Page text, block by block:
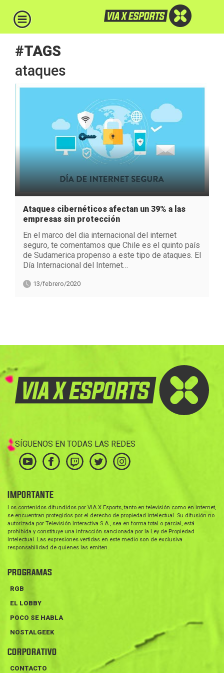
#TAGS
ataques
Ataques cibernéticos afectan un 39% a las
empresas sin protección
En el marco del dia internacional del internet
seguro, te comentamos que Chile es el quinto país
de Sudamerica propenso a este tipo de ataques. El
Día Internacional del Internet…
13/febrero/2020
SÍGUENOS EN TODAS LAS REDES
IMPORTANTE
Los contenidos difundidos por VIA X Esports, tanto en televisión como en internet,
se encuentran protegidos por el derecho de propiedad intelectual. Su difusión no
autorizada por Televisión Interactiva S.A., sea en forma total o parcial, está
prohibida y constituye una infracción sancionada por la Ley de Propiedad
Intelectual. Las expresiones vertidas en este medio son de exclusiva
responsabilidad de quienes las emiten.
PROGRAMAS
RGB
EL LOBBY
POCO SE HABLA
NOSTALGEEK
CORPORATIVO
CONTACTO